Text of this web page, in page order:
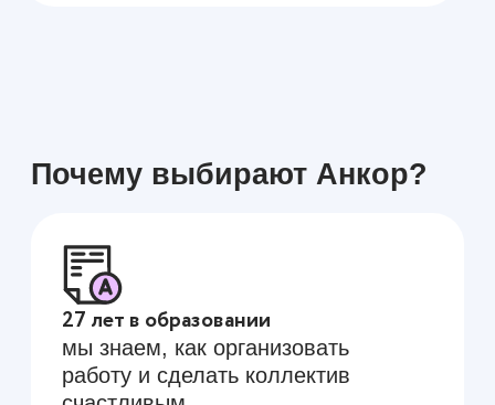
и уютные — в Чебоксарах,
Новочебоксарске и в Новом
городе
Как подать заявку